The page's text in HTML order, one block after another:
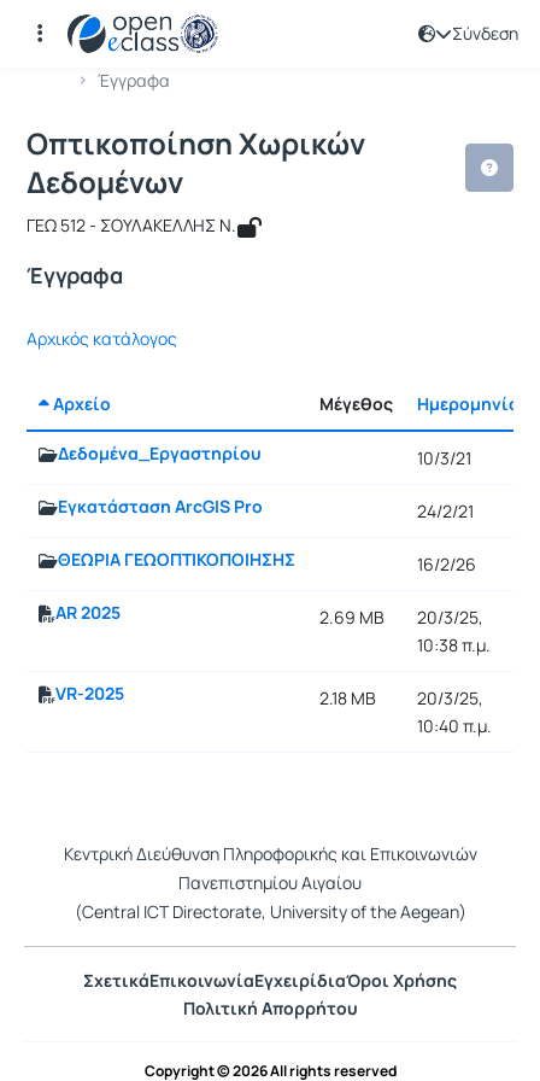
Σύνδεση
Αρχική Σελίδα
Έγγραφα
Μάθημα : Οπτικοποίηση Χωρικών
Κωδικός : GEO297
Οπτικοποίηση Χωρικών
Δεδομένων
ΓΕΩ 512 - ΣΟΥΛΑΚΕΛΛΗΣ Ν.
Έγγραφα
Αρχικός κατάλογος
Αρχείο Μέγεθος Ημερομηνία
Δεδομένα_Εργαστηρίου 10/3/21
Εγκατάσταση ArcGIS Pro 24/2/21
ΘΕΩΡΙΑ ΓΕΩΟΠΤΙΚΟΠΟΙΗΣΗΣ 16/2/26
AR 2025 2.69 MB
20/3/25,
10:38 π.μ.
VR-2025 2.18 MB
20/3/25,
10:40 π.μ.
Κεντρική Διεύθυνση Πληροφορικής και Επικοινωνιών
Πανεπιστημίου Αιγαίου
(Central ICT Directorate, University of the Aegean)
ΣχετικάΕπικοινωνίαΕγχειρίδιαΌροι Χρήσης
Πολιτική Απορρήτου
Copyright © 2026 All rights reserved